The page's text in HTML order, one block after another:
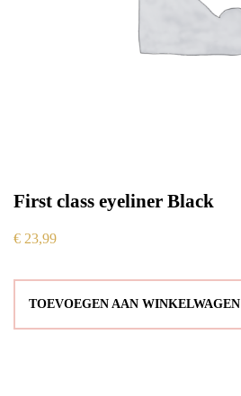
First class eyeliner Black
€ 23,99
TOEVOEGEN AAN WINKELWAGEN